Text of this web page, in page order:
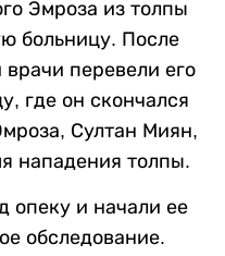
Эмроза из толпы
больницу. После
перевели его
где он скончался
Султан Миян,
нападения толпы.
опеку и начали ее
обследование.